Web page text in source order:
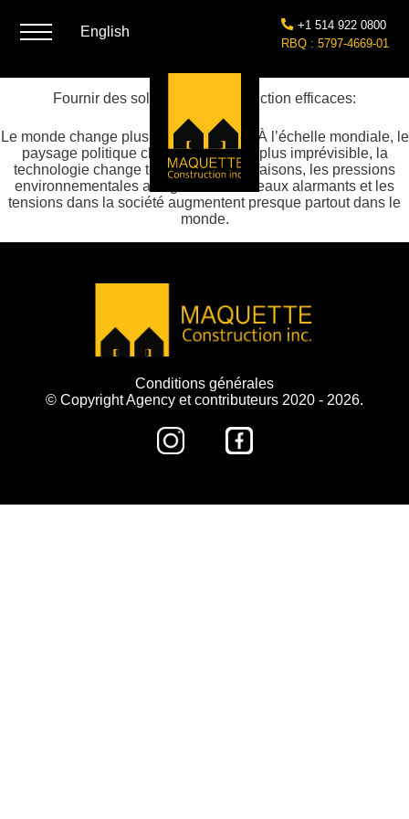
English
+1 514 922 0800
RBQ : 5797-4669-01
Fournir des solutions de construction efficaces:
Le monde change plus vite que jamais. À l’échelle mondiale, le
paysage politique change et devient plus imprévisible, la
technologie change tout ce que nous faisons, les pressions
environnementales atteignent des niveaux alarmants et les
tensions dans la société augmentent presque partout dans le
monde.
Conditions générales
© Copyright Agency et contributeurs 2020 - 2026.